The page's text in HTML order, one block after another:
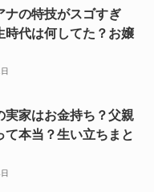
ナの特技がスゴすぎ
時代は何してた？お嬢
実家はお金持ち？父親
て本当？生い立ちまと